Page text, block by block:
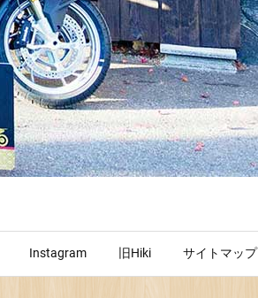
Instagram 旧Hiki サイトマップ